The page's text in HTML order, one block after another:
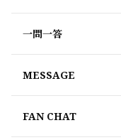
一問一答
MESSAGE
FAN CHAT